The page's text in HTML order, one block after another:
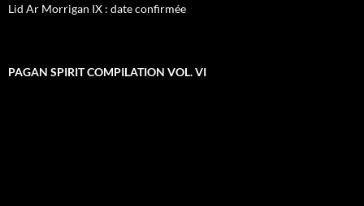
Lid Ar Morrigan IX : date confirmée
PAGAN SPIRIT COMPILATION VOL. VI